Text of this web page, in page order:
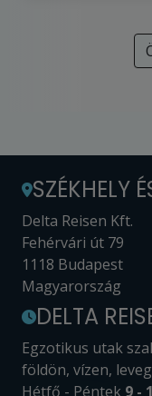
SZÉKHELY
Delta Reisen Kft.
Fehérvári út 79
1118 Budapest
Magyarország
DELTA
Egzotikus utak
földön, vízen,
Hétfő - Péntek 9 -